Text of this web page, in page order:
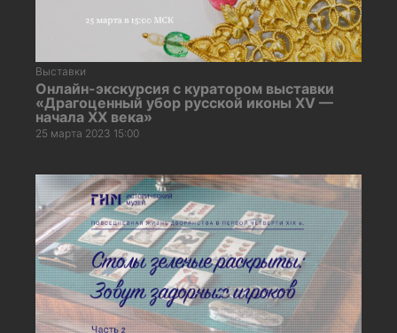
Выставки
Онлайн-экскурсия с куратором выставки
«Драгоценный убор русской иконы XV —
начала XX века»
25 марта 2023 15:00